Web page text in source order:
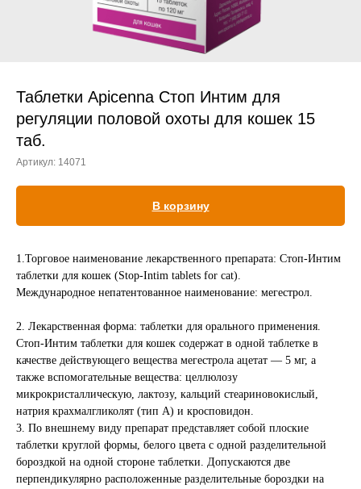
Лечение кроликов
Вакцинация хорьков
Таблетки Apicenna Стоп Интим для
регуляции половой охоты для кошек 15
таб.
Артикул: 14071
В корзину
1.Торговое наименование лекарственного препарата: Стоп-Интим
таблетки для кошек (Stop-Intim tablets for cat).
Международное непатентованное наименование: мегестрол.
2. Лекарственная форма: таблетки для орального применения.
Стоп-Интим таблетки для кошек содержат в одной таблетке в
качестве действующего вещества мегестрола ацетат — 5 мг, а
также вспомогательные вещества: целлюлозу
микрокристаллическую, лактозу, кальций стеариновокислый,
натрия крахмалгликолят (тип А) и кросповидон.
3. По внешнему виду препарат представляет собой плоские
таблетки круглой формы, белого цвета с одной разделительной
бороздкой на одной стороне таблетки. Допускаются две
перпендикулярно расположенные разделительные бороздки на